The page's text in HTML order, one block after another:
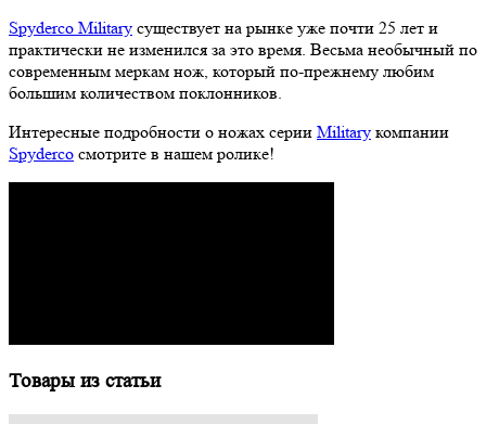
Spyderco Military существует на рынке уже почти 25 лет и
практически не изменился за это время. Весьма необычный по
современным меркам нож, который по-прежнему любим
большим количеством поклонников.
Интересные подробности о ножах серии Military компании
Spyderco смотрите в нашем ролике!
Товары из статьи